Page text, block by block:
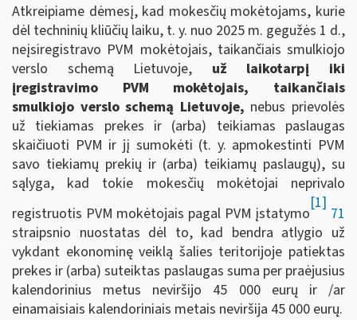
Atkreipiame dėmesį, kad mokesčių mokėtojams, kurie
dėl techninių kliūčių laiku, t. y. nuo 2025 m. gegužės 1 d.,
neįsiregistravo PVM mokėtojais, taikančiais smulkiojo
verslo schemą Lietuvoje, už laikotarpį iki
įregistravimo PVM mokėtojais, taikančiais
smulkiojo verslo schemą Lietuvoje, nebus prievolės
už tiekiamas prekes ir (arba) teikiamas paslaugas
skaičiuoti PVM ir jį sumokėti (t. y. apmokestinti PVM
savo tiekiamų prekių ir (arba) teikiamų paslaugų), su
sąlyga, kad tokie mokesčių mokėtojai neprivalo
registruotis PVM mokėtojais pagal PVM įstatymo
[1]
71
straipsnio nuostatas dėl to, kad bendra atlygio už
vykdant ekonominę veiklą šalies teritorijoje patiektas
prekes ir (arba) suteiktas paslaugas suma per praėjusius
kalendorinius metus neviršijo 45 000 eurų ir /ar
einamaisiais kalendoriniais metais neviršija 45 000 eurų.